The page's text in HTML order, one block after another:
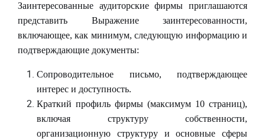
Заинтересованные аудиторские фирмы приглашаются
представить Выражение заинтересованности,
включающее, как минимум, следующую информацию и
подтверждающие документы:
Сопроводительное письмо, подтверждающее
интерес и доступность.
Краткий профиль фирмы (максимум 10 страниц),
включая структуру собственности,
организационную структуру и основные сферы